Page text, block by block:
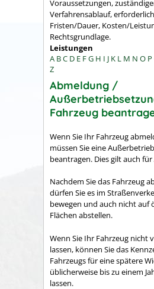
Voraussetzungen,
Verfahrensablauf,
Fristen/Dauer, Kosten/
Rechtsgrundlage.
Leistungen
A BC D E FG H I J K L M N O P
Z
Abmeldung /
Fahrzeug
Wenn Sie Ihr Fahrzeug
müssen Sie eine
beantragen. Dies gilt auch
Nachdem Sie das Fahrzeug
dürfen Sie es im
bewegen und auch nicht auf
Flächen abstellen.
Wenn Sie Ihr Fahrzeug nicht
lassen, können Sie das
Fahrzeugs für eine spätere
üblicherweise bis zu einem
lassen.